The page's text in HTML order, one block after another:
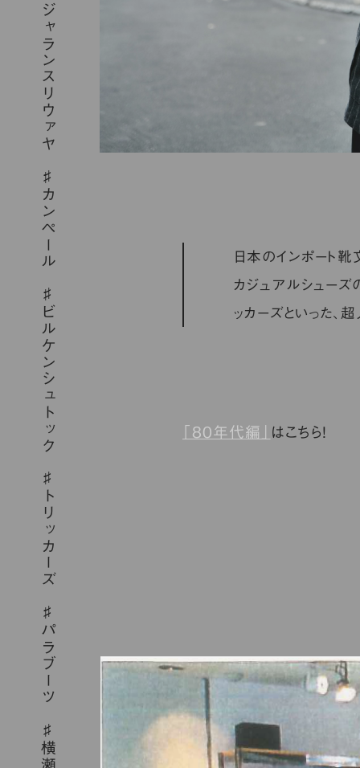
日本のインポート靴
カジュアルシューズ
ッカーズといった、
ジャランスリウァヤ
カンペール
ビルケンシュトック
トリッカーズ
パラブーツ
「80年代編」 はこちら！